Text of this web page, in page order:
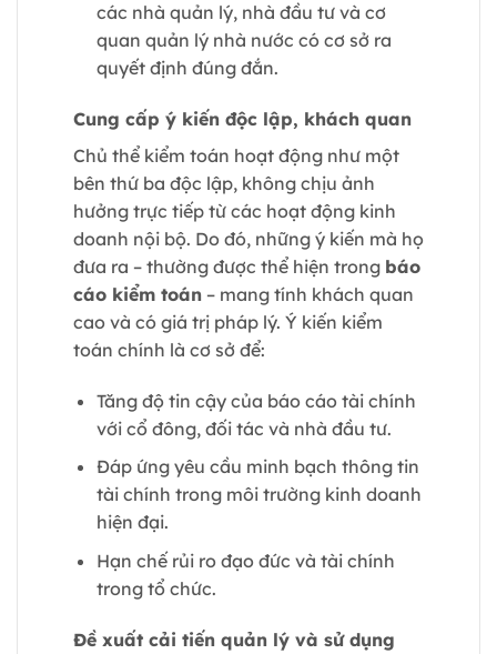
các nhà quản lý, nhà đầu tư và cơ
quan quản lý nhà nước có cơ sở ra
quyết định đúng đắn.
Cung cấp ý kiến độc lập, khách quan
Chủ thể kiểm toán hoạt động như một
bên thứ ba độc lập, không chịu ảnh
hưởng trực tiếp từ các hoạt động kinh
doanh nội bộ. Do đó, những ý kiến mà họ
đưa ra – thường được thể hiện trong báo
cáo kiểm toán – mang tính khách quan
cao và có giá trị pháp lý. Ý kiến kiểm
toán chính là cơ sở để:
Tăng độ tin cậy của báo cáo tài chính
với cổ đông, đối tác và nhà đầu tư.
Đáp ứng yêu cầu minh bạch thông tin
tài chính trong môi trường kinh doanh
hiện đại.
Hạn chế rủi ro đạo đức và tài chính
trong tổ chức.
Đề xuất cải tiến quản lý và sử dụng